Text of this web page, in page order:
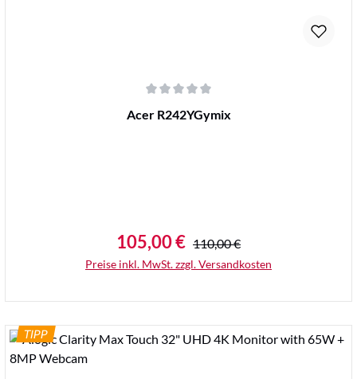
Durchschnittliche Bewertung von 0 von 5 Sternen
Acer R242YGymix
Verkaufspreis:
105,00 € Regulärer Preis:
110,00 €
Preise inkl. MwSt. zzgl. Versandkosten
TIPP